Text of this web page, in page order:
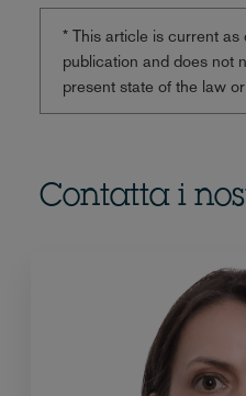
* This article is current as
publication and does not
present state of the law
Contatta i